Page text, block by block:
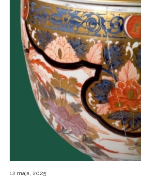
12 maja, 2025